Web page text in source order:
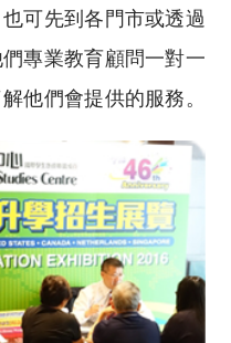
可先到各門市或透過
專業教育顧問一對一
他們會提供的服務。